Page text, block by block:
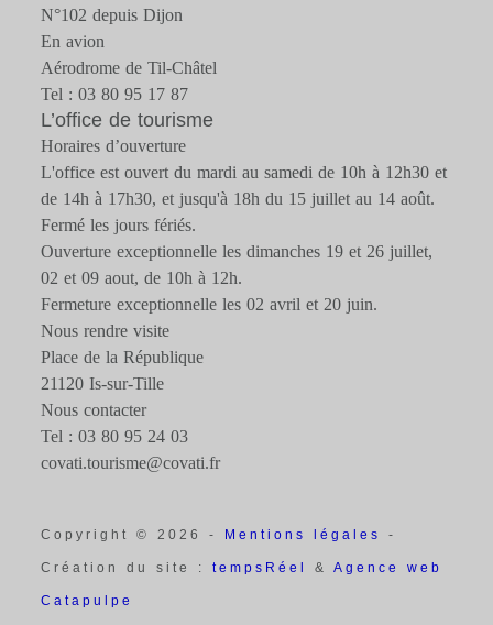
N°102 depuis Dijon
En avion
Aérodrome de Til-Châtel
Tel : 03 80 95 17 87
L’office de tourisme
Horaires d’ouverture
L'office est ouvert du mardi au samedi de 10h à 12h30 et
de 14h à 17h30, et jusqu'à 18h du 15 juillet au 14 août.
Fermé les jours fériés.
Ouverture exceptionnelle les dimanches 19 et 26 juillet,
02 et 09 aout, de 10h à 12h.
Fermeture exceptionnelle les 02 avril et 20 juin.
Nous rendre visite
Place de la République
21120 Is-sur-Tille
Nous contacter
Tel : 03 80 95 24 03
covati.tourisme@covati.fr
Copyright © 2026 - Mentions légales -
Création du site :tempsRéel&Agence web
Catapulpe